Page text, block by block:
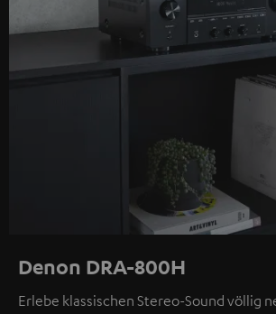
Denon DRA-800H
Erlebe klassischen Stereo-Sound völlig